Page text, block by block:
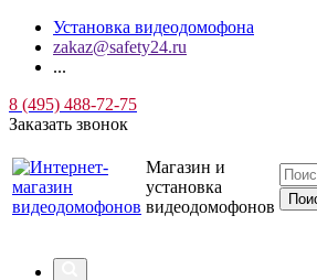
Установка видеодомофона
zakaz@safety24.ru
...
8 (495) 488-72-75
Заказать звонок
Магазин и
установка
видеодомофонов